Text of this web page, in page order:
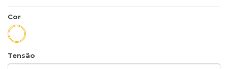
Cor
Tensão